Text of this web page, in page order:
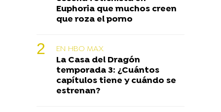
Euphoria que muchos creen
que roza el porno
EN HBO MAX
La Casa del Dragón
temporada 3: ¿Cuántos
capítulos tiene y cuándo se
estrenan?